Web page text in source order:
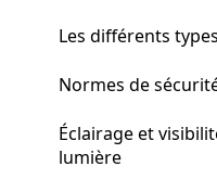
Les différents
Normes de
Éclairage et
lumière